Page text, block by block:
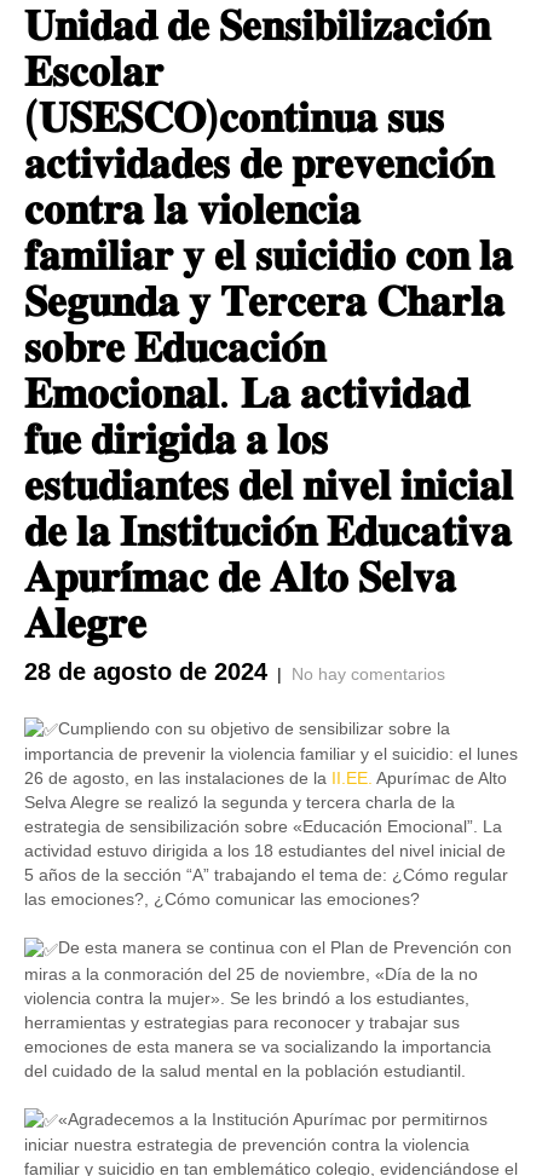
𝐔𝐧𝐢𝐝𝐚𝐝 𝐝𝐞 𝐒𝐞𝐧𝐬𝐢𝐛𝐢𝐥𝐢𝐳𝐚𝐜𝐢𝐨́𝐧
𝐄𝐬𝐜𝐨𝐥𝐚𝐫
(𝐔𝐒𝐄𝐒𝐂𝐎)𝐜𝐨𝐧𝐭𝐢𝐧𝐮𝐚 𝐬𝐮𝐬
𝐚𝐜𝐭𝐢𝐯𝐢𝐝𝐚𝐝𝐞𝐬 𝐝𝐞 𝐩𝐫𝐞𝐯𝐞𝐧𝐜𝐢𝐨́𝐧
𝐜𝐨𝐧𝐭𝐫𝐚 𝐥𝐚 𝐯𝐢𝐨𝐥𝐞𝐧𝐜𝐢𝐚
𝐟𝐚𝐦𝐢𝐥𝐢𝐚𝐫 𝐲 𝐞𝐥 𝐬𝐮𝐢𝐜𝐢𝐝𝐢𝐨 𝐜𝐨𝐧 𝐥𝐚
𝐒𝐞𝐠𝐮𝐧𝐝𝐚 𝐲 𝐓𝐞𝐫𝐜𝐞𝐫𝐚 𝐂𝐡𝐚𝐫𝐥𝐚
𝐬𝐨𝐛𝐫𝐞 𝐄𝐝𝐮𝐜𝐚𝐜𝐢𝐨́𝐧
𝐄𝐦𝐨𝐜𝐢𝐨𝐧𝐚𝐥. 𝐋𝐚 𝐚𝐜𝐭𝐢𝐯𝐢𝐝𝐚𝐝
𝐟𝐮𝐞 𝐝𝐢𝐫𝐢𝐠𝐢𝐝𝐚 𝐚 𝐥𝐨𝐬
𝐞𝐬𝐭𝐮𝐝𝐢𝐚𝐧𝐭𝐞𝐬 𝐝𝐞𝐥 𝐧𝐢𝐯𝐞𝐥 𝐢𝐧𝐢𝐜𝐢𝐚𝐥
𝐝𝐞 𝐥𝐚 𝐈𝐧𝐬𝐭𝐢𝐭𝐮𝐜𝐢𝐨́𝐧 𝐄𝐝𝐮𝐜𝐚𝐭𝐢𝐯𝐚
𝐀𝐩𝐮𝐫𝐢́𝐦𝐚𝐜 𝐝𝐞 𝐀𝐥𝐭𝐨 𝐒𝐞𝐥𝐯𝐚
𝐀𝐥𝐞𝐠𝐫𝐞
28 de agosto de 2024 | No hay comentarios
Cumpliendo con su objetivo de sensibilizar sobre la
importancia de prevenir la violencia familiar y el suicidio: el lunes
26 de agosto, en las instalaciones de la II.EE. Apurímac de Alto
Selva Alegre se realizó la segunda y tercera charla de la
estrategia de sensibilización sobre «Educación Emocional”. La
actividad estuvo dirigida a los 18 estudiantes del nivel inicial de
5 años de la sección “A” trabajando el tema de: ¿Cómo regular
las emociones?, ¿Cómo comunicar las emociones?
De esta manera se continua con el Plan de Prevención con
miras a la conmoración del 25 de noviembre, «Día de la no
violencia contra la mujer». Se les brindó a los estudiantes,
herramientas y estrategias para reconocer y trabajar sus
emociones de esta manera se va socializando la importancia
del cuidado de la salud mental en la población estudiantil.
«Agradecemos a la Institución Apurímac por permitirnos
iniciar nuestra estrategia de prevención contra la violencia
familiar y suicidio en tan emblemático colegio, evidenciándose el